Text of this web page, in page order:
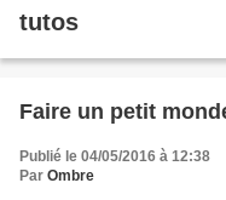
tutos
Faire un petit
Publié le 04/05/2016 à 12:38
Par Ombre